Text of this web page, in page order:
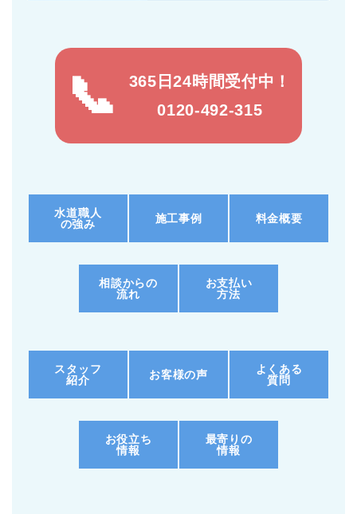
365日24時間受付中！
0120-492-315
水道職人
の強み
施工事例 料金概要
相談からの
流れ
お支払い
方法
スタッフ
紹介
お客様の声
よくある
質問
お役立ち
情報
最寄りの
情報